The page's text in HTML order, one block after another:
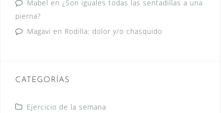
Mabel en ¿Son iguales todas las sentadillas a una
pierna?
Magavi en Rodilla: dolor y/o chasquido
CATEGORÍAS
Ejercicio de la semana